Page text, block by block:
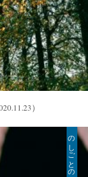
）
のしごとの日々